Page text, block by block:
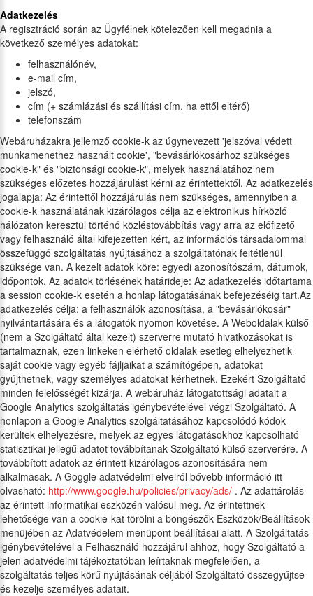
Adatkezelés
A regisztráció során az Ügyfélnek kötelezően kell megadnia a
következő személyes adatokat:
felhasználónév,
e-mail cím,
jelszó,
cím (+ számlázási és szállítási cím, ha ettől eltérő)
telefonszám
Webáruházakra jellemző cookie-k az úgynevezett 'jelszóval védett
munkamenethez használt cookie', "bevásárlókosárhoz szükséges
cookie-k" és "biztonsági cookie-k", melyek használatához nem
szükséges előzetes hozzájárulást kérni az érintettektől. Az adatkezelés
jogalapja: Az érintettől hozzájárulás nem szükséges, amennyiben a
cookie-k használatának kizárólagos célja az elektronikus hírközlő
hálózaton keresztül történő közléstovábbítás vagy arra az előfizető
vagy felhasználó által kifejezetten kért, az információs társadalommal
összefüggő szolgáltatás nyújtásához a szolgáltatónak feltétlenül
szüksége van. A kezelt adatok köre: egyedi azonosítószám, dátumok,
időpontok. Az adatok törlésének határideje: Az adatkezelés időtartama
a session cookie-k esetén a honlap látogatásának befejezéséig tart.Az
adatkezelés célja: a felhasználók azonosítása, a "bevásárlókosár"
nyilvántartására és a látogatók nyomon követése. A Weboldalak külső
(nem a Szolgáltató által kezelt) szerverre mutató hivatkozásokat is
tartalmaznak, ezen linkeken elérhető oldalak esetleg elhelyezhetik
saját cookie vagy egyéb fájljaikat a számítógépen, adatokat
gyűjthetnek, vagy személyes adatokat kérhetnek. Ezekért Szolgáltató
minden felelősségét kizárja. A webáruház látogatottsági adatait a
Google Analytics szolgáltatás igénybevételével végzi Szolgáltató. A
honlapon a Google Analytics szolgáltatásához kapcsolódó kódok
kerültek elhelyezésre, melyek az egyes látogatásokhoz kapcsolható
statisztikai jellegű adatot továbbítanak Szolgáltató külső szerverére. A
továbbított adatok az érintett kizárólagos azonosítására nem
alkalmasak. A Goggle adatvédelmi elveiről bővebb információ itt
olvasható: http://www.google.hu/policies/privacy/ads/ . Az adattárolás
az érintett informatikai eszközén valósul meg. Az érintettnek
lehetősége van a cookie-kat törölni a böngészők Eszközök/Beállítások
menüjében az Adatvédelem menüpont beállításai alatt. A Szolgáltatás
igénybevételével a Felhasználó hozzájárul ahhoz, hogy Szolgáltató a
jelen adatvédelmi tájékoztatóban leírtaknak megfelelően, a
szolgáltatás teljes körű nyújtásának céljából Szolgáltató összegyűjtse
és kezelje személyes adatait.